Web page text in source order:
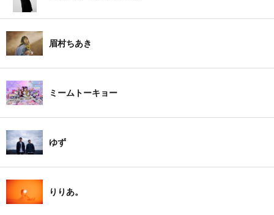
眉村ちあき
ミームトーキョー
ゆず
りりあ。